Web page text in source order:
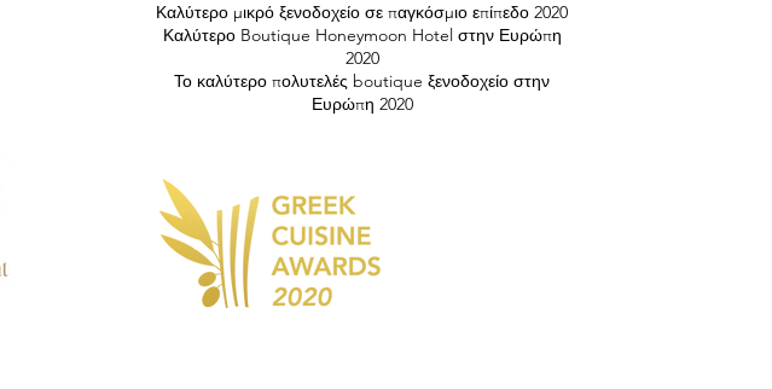
Καλύτερο μικρό ξενοδοχείο σε παγκόσμιο επίπεδο 2020
Καλύτερο Boutique Honeymoon Hotel στην Ευρώπη
2020
Το καλύτερο πολυτελές boutique ξενοδοχείο στην
Ευρώπη 2020